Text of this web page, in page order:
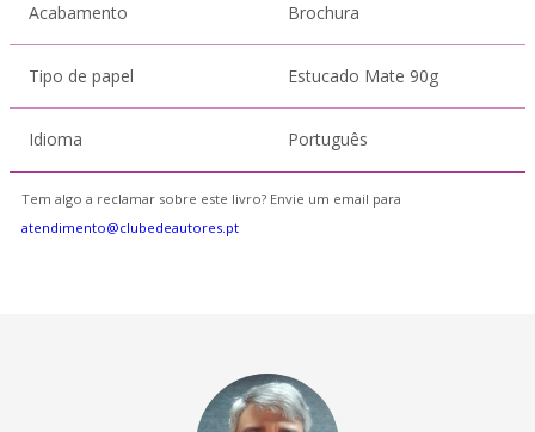
Acabamento Brochura
Tipo de papel Estucado Mate 90g
Idioma Português
Tem algo a reclamar sobre este livro? Envie um email para
atendimento@clubedeautores.pt